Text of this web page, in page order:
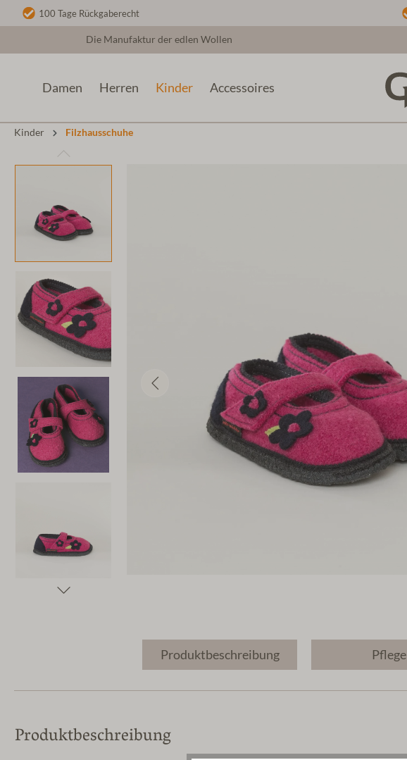
100 Tage Rückgaberecht
Die Manufaktur der edlen Wollen
Damen Herren Kinder Accessoires
Kinder Filzhausschuhe
Produktbeschreibung Pflege
Produktbeschreibung